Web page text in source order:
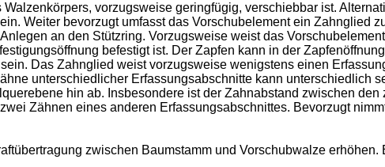
vorzugsweise geringfügig, verschiebbar ist.
Weiter bevorzugt umfasst das Vorschubelement ein Zahnglied
an den Stützring. Vorzugsweise weist das
befestigt ist. Der Zapfen kann in der
Das Zahnglied weist vorzugsweise wenigstens einen
unterschiedlicher Erfassungsabschnitte kann unterschiedlich
hin ab. Insbesondere ist der Zahnabstand zwischen den
Zähnen eines anderen Erfassungsabschnittes. Bevorzugt
zwischen Baumstamm und Vorschubwalze